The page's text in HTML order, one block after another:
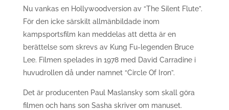
Nu vankas en Hollywoodversion av “The Silent Flute”.
För den icke särskilt allmänbildade inom
kampsportsfilm kan meddelas att detta är en
berättelse som skrevs av Kung Fu-legenden Bruce
Lee. Filmen spelades in 1978 med David Carradine i
huvudrollen då under namnet “Circle Of Iron”.
Det är producenten Paul Maslansky som skall göra
filmen och hans son Sasha skriver om manuset.